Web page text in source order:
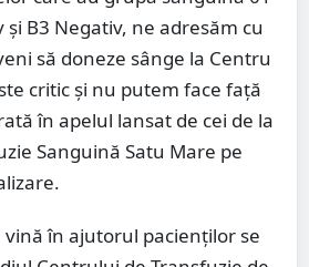
și B3 Negativ, ne adresăm cu
să doneze sânge la Centru
critic și nu putem face față
în apelul lansat de cei de la
Sanguină Satu Mare pe
vină în ajutorul pacienților se